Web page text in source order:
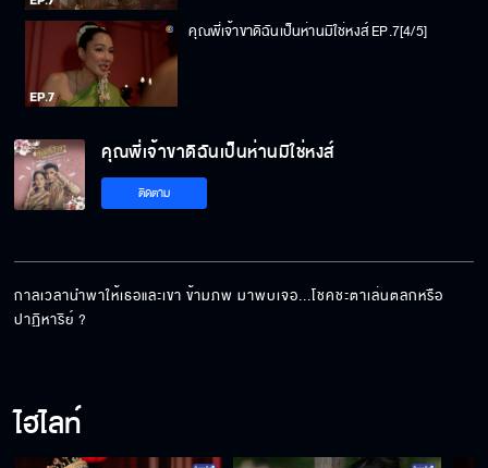
คุณพี่เจ้าขาดิฉันเป็นห่านมิใช่หงส์ EP.7[4/5]
คุณพี่เจ้าขาดิฉันเป็นห่านมิใช่หงส์
ติดตาม
กาลเวลานำพาให้เธอและเขา ข้ามภพ มาพบเจอ...โชคชะตาเล่นตลกหรือ
ปาฏิหาริย์ ?
ไฮไลท์